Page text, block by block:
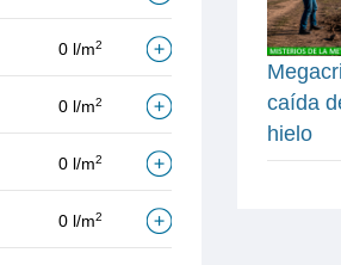
0 l/m2
0 l/m2
0 l/m2
0 l/m2
caída
hielo